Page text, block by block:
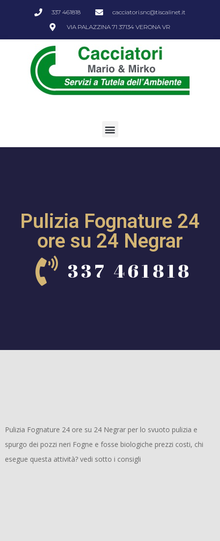
337 461818
cacciatori.snc@tiscalinet.it
VIA PALAZZINA 71 37134 VERONA VR
Pulizia Fognature 24
ore su 24 Negrar
337 461818
Pulizia Fognature 24 ore su 24 Negrar per lo svuoto pulizia e
spurgo dei pozzi neri Fogne e fosse biologiche prezzi costi, chi
esegue questa attività? vedi sotto i consigli